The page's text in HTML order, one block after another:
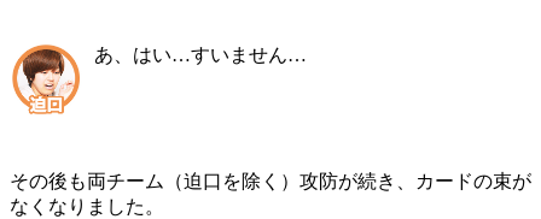
あ、はい…すいません…
その後も両チーム（迫口を除く）攻防が続き、カードの束が
なくなりました。